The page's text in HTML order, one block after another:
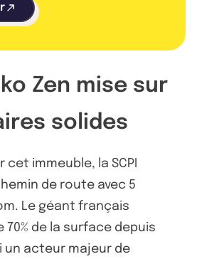
Zen mise sur
solides
cet immeuble, la SCPI
de route avec 5
Le géant français
de la surface depuis
un acteur majeur de